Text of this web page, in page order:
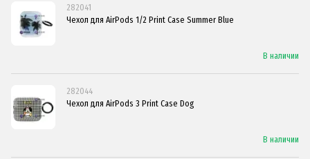
282041
Чехол для AirPods 1/2 Print Case Summer Blue
В наличии
282044
Чехол для AirPods 3 Print Case Dog
В наличии